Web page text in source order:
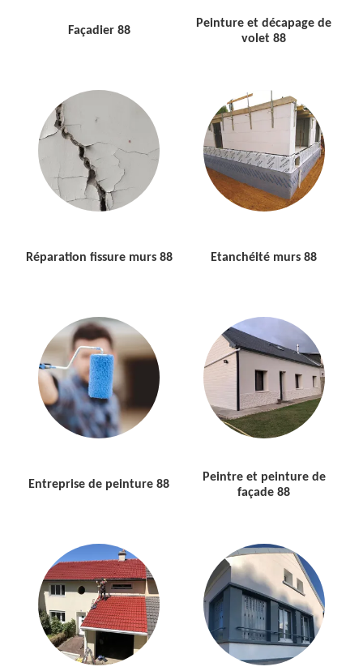
Façadier 88
Peinture et décapage de
volet 88
Réparation fissure murs 88 Etanchéité murs 88
Entreprise de peinture 88
Peintre et peinture de
façade 88